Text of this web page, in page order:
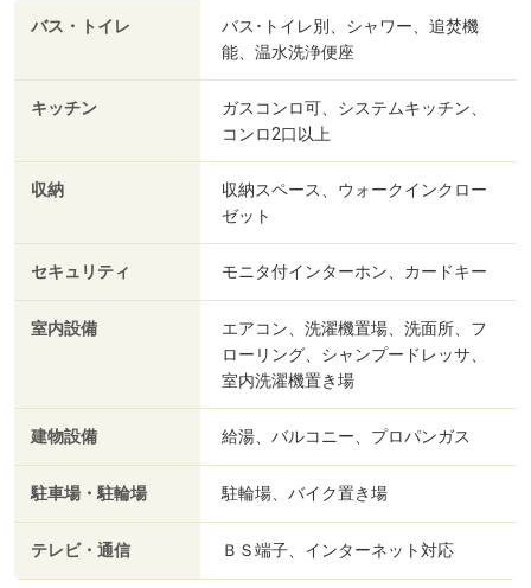
バス・トイレ
バス･トイレ別、シャワー、追焚機
能、温水洗浄便座
キッチン
ガスコンロ可、システムキッチン、
コンロ2口以上
収納
収納スペース、ウォークインクロー
ゼット
セキュリティ モニタ付インターホン、カードキー
室内設備
エアコン、洗濯機置場、洗面所、フ
ローリング、シャンプードレッサ、
室内洗濯機置き場
建物設備 給湯、バルコニー、プロパンガス
駐車場・駐輪場 駐輪場、バイク置き場
テレビ・通信 ＢＳ端子、インターネット対応